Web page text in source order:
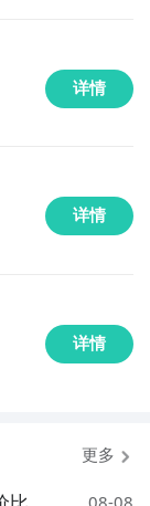
详情
详情
详情
更多